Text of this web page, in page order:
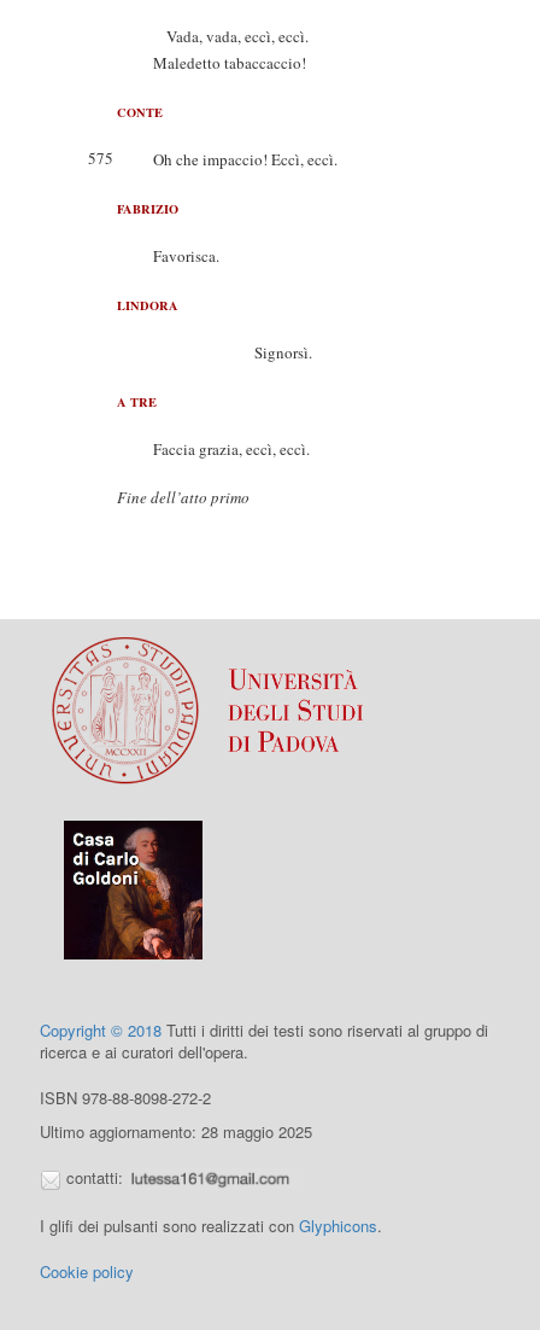
Vada, vada, eccì, eccì.
Maledetto tabaccaccio!
CONTE
575 Oh che impaccio! Eccì, eccì.
FABRIZIO
Favorisca.
LINDORA
Signorsì.
A TRE
Faccia grazia, eccì, eccì.
Fine dell’atto primo
Copyright © 2018 Tutti i diritti dei testi sono riservati al gruppo di
ricerca e ai curatori dell'opera.
ISBN 978-88-8098-272-2
Ultimo aggiornamento: 28 maggio 2025
contatti:
I glifi dei pulsanti sono realizzati conGlyphicons.
Cookie policy